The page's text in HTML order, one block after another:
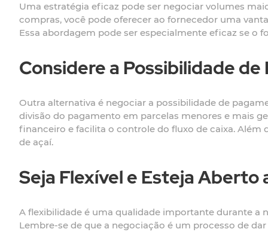
Uma estratégia eficaz pode ser negociar volumes
compras, você pode oferecer ao fornecedor uma
Essa abordagem pode ser especialmente eficaz se o
Considere a Possibilidade
Outra alternativa é negociar a possibilidade de
divisão do pagamento em parcelas menores e mais
financeiro e facilita o controle do fluxo de caixa.
de açaí.
Seja Flexível e Esteja Aberto
A flexibilidade é uma qualidade importante durante a
Lembre-se de que a negociação é um processo de